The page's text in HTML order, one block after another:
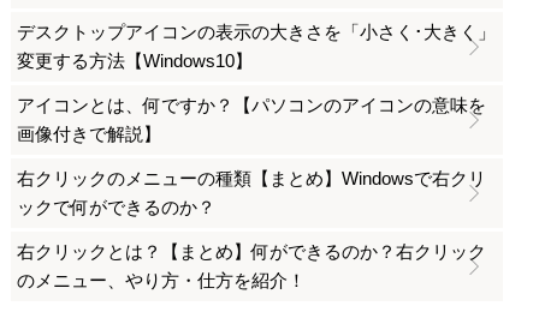
デスクトップアイコンの表示の大きさを「小さく･大きく」
変更する方法【Windows10】
アイコンとは、何ですか？【パソコンのアイコンの意味を
画像付きで解説】
右クリックのメニューの種類【まとめ】Windowsで右クリ
ックで何ができるのか？
右クリックとは？【まとめ】何ができるのか？右クリック
のメニュー、やり方・仕方を紹介！